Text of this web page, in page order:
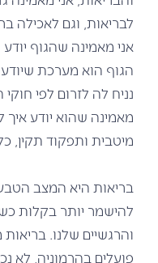
לבריאות, וגם לאכילה
אני מאמינה שהגוף
הגוף הוא מערכת
נניח לה לזרום לפי
מאמינה שהוא יודע איך
מיטבית ותפקוד תקין,
בריאות היא המצב
להישמר יותר בקלות
והרגשיים שלנו.
פועלים בהרמוניה, לא